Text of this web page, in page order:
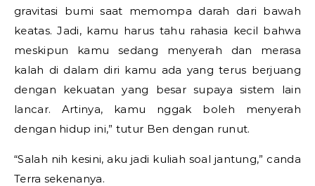
gravitasi bumi saat memompa darah dari bawah
keatas. Jadi, kamu harus tahu rahasia kecil bahwa
meskipun kamu sedang menyerah dan merasa
kalah di dalam diri kamu ada yang terus berjuang
dengan kekuatan yang besar supaya sistem lain
lancar. Artinya, kamu nggak boleh menyerah
dengan hidup ini,” tutur Ben dengan runut.
“Salah nih kesini, aku jadi kuliah soal jantung,” canda
Terra sekenanya.